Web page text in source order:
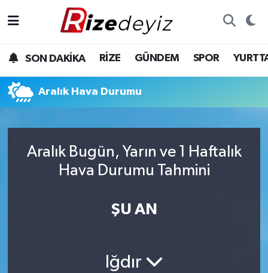
SON DAKİKA RİZE GÜNDEM SPOR
Aralık Hava Durumu
Aralık Bugün, Yarın ve 1 Haftalık
Hava Durumu Tahmini
ŞU AN
Iğdır
Gündem
Yurttan Haberler
Teknoloji
Rize Hava Durumu
Rize Trafik Yoğunluk Haritası
Tüm Manşetler